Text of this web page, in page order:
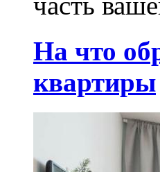
На что
квартиры